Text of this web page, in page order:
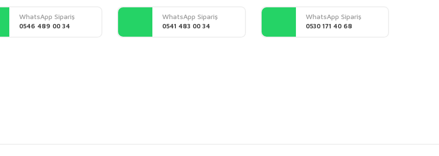
Yorum Yaz
WhatsApp Sipariş
0546 489 00 34
WhatsApp Sipariş
0541 483 00 34
WhatsApp Sipariş
0530 171 40 68